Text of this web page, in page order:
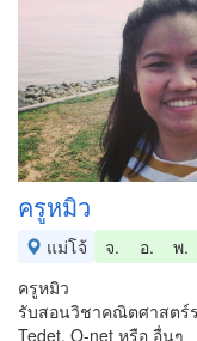
ครูหมิว
แม่โจ้ จ. อ. พ.
ครูหมิว
รับสอนวิชาคณิตศาสตร์
Tedet, O-net หรือ อื่นๆ